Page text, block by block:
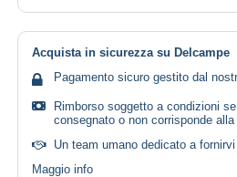
Acquista in sicurezza su Delcampe
Pagamento sicuro gestito dal
Rimborso soggetto a condizioni
consegnato o non corrisponde alla
Un team umano dedicato a fornirvi
Maggio info